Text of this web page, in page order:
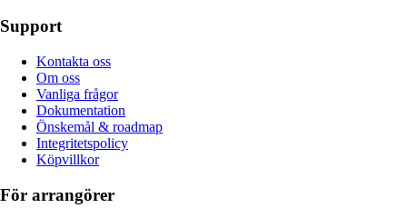
Support
Kontakta oss
Om oss
Vanliga frågor
Dokumentation
Önskemål & roadmap
Integritetspolicy
Köpvillkor
För arrangörer